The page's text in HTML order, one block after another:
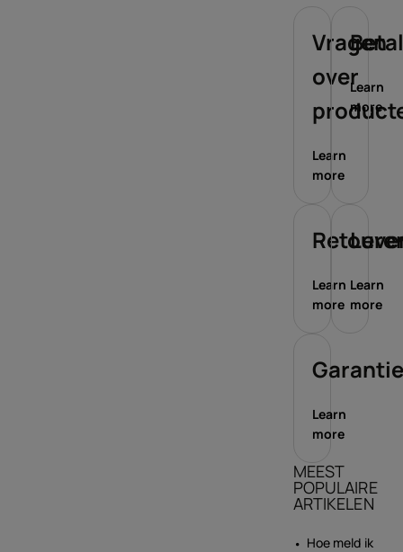
Vragen
over
Learn
more
Learn
more
Learn
more
Learn
more
Learn
more
MEEST
POPULAIRE
ARTIKELEN
Hoe meld ik